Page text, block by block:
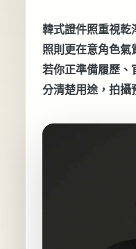
韓式證件照重視乾
照則更在意角色氣
若你正準備履歷、
分清楚用途，拍攝